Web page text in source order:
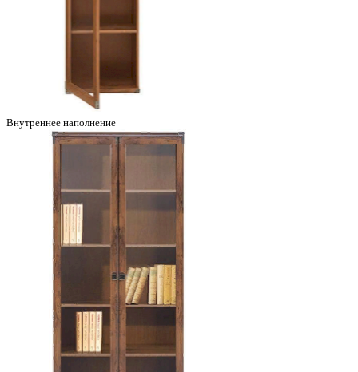
Внутреннее наполнение